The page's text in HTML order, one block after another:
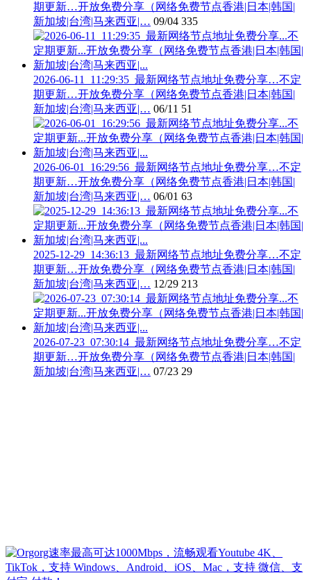
期更新…开放免费分享（网络免费节点香港|日本|韩国|
新加坡|台湾|马来西亚|… 09/04 335
2026-06-11_11:29:35_最新网络节点地址免费分享…不定
期更新…开放免费分享（网络免费节点香港|日本|韩国|
新加坡|台湾|马来西亚|… 06/11 51
2026-06-01_16:29:56_最新网络节点地址免费分享…不定
期更新…开放免费分享（网络免费节点香港|日本|韩国|
新加坡|台湾|马来西亚|… 06/01 63
2025-12-29_14:36:13_最新网络节点地址免费分享…不定
期更新…开放免费分享（网络免费节点香港|日本|韩国|
新加坡|台湾|马来西亚|… 12/29 213
2026-07-23_07:30:14_最新网络节点地址免费分享…不定
期更新…开放免费分享（网络免费节点香港|日本|韩国|
新加坡|台湾|马来西亚|… 07/23 29